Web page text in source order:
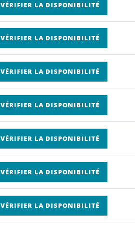
VÉRIFIER LA DISPONIBILITÉ
VÉRIFIER LA DISPONIBILITÉ
VÉRIFIER LA DISPONIBILITÉ
VÉRIFIER LA DISPONIBILITÉ
VÉRIFIER LA DISPONIBILITÉ
VÉRIFIER LA DISPONIBILITÉ
VÉRIFIER LA DISPONIBILITÉ